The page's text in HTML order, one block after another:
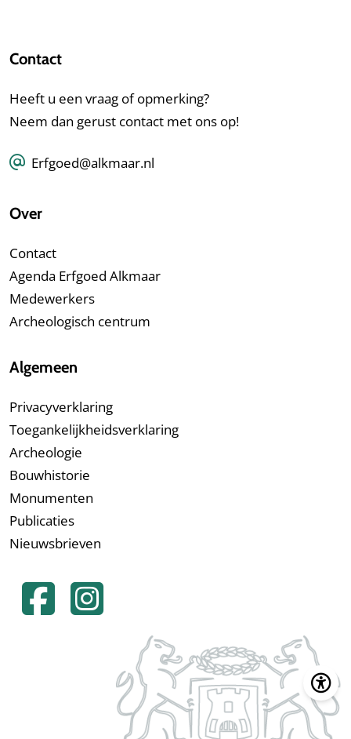
Contact
Heeft u een vraag of opmerking?
Neem dan gerust contact met ons op!
Erfgoed@alkmaar.nl
Over
Contact
Agenda Erfgoed Alkmaar
Medewerkers
Archeologisch centrum
Algemeen
Privacyverklaring
Toegankelijkheidsverklaring
Archeologie
Bouwhistorie
Monumenten
Publicaties
Nieuwsbrieven